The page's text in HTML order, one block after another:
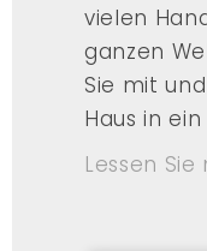
vielen
ganzen
Sie mit
Haus in ein
Lessen Sie